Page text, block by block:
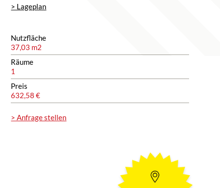
> Lageplan
Nutzfläche
37,03 m2
Räume
1
Preis
632,58 €
> Anfrage stellen